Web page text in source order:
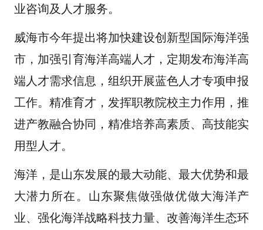
业咨询及人才服务。
威海市今年提出将加快建设创新型国际海洋强
市，加强引育海洋高端人才，定期发布海洋高
端人才需求信息，组织开展蓝色人才专项申报
工作。精准育才，发挥职教院校主力作用，推
进产教融合协同，精准培养高素质、高技能实
用型人才。
海洋，是山东发展的最大动能、最大优势和最
大潜力所在。山东聚焦做强做优做大海洋产
业、强化海洋战略科技力量、改善海洋生态环